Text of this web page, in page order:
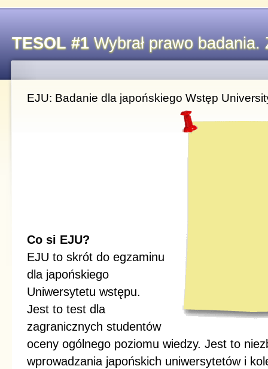
TESOL #1Wybrał prawo
EJU: Badanie dla japońskiego Wstęp
Co si EJU?
EJU to skrót do egzaminu
dla japońskiego
Uniwersytetu wstępu.
Jest to test dla
zagranicznych studentów
oceny ogólnego poziomu wiedzy. Jest to
wprowadzania japońskich uniwersytetów i